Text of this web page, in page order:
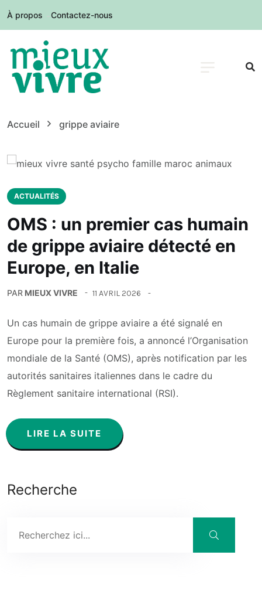
À propos Contactez-nous
Accueil grippe aviaire
ACTUALITÉS
OMS : un premier cas humain
de grippe aviaire détecté en
Europe, en Italie
PAR MIEUX VIVRE 11 AVRIL 2026
Un cas humain de grippe aviaire a été signalé en
Europe pour la première fois, a annoncé l’Organisation
mondiale de la Santé (OMS), après notification par les
autorités sanitaires italiennes dans le cadre du
Règlement sanitaire international (RSI).
LIRE LA SUITE
Recherche